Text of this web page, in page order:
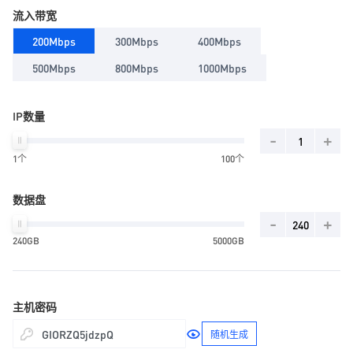
流入带宽
200Mbps
300Mbps
400Mbps
500Mbps
800Mbps 1000Mbps
IP数量
1个 100个
- +
数据盘
240GB 5000GB
- +
主机密码
随机生成